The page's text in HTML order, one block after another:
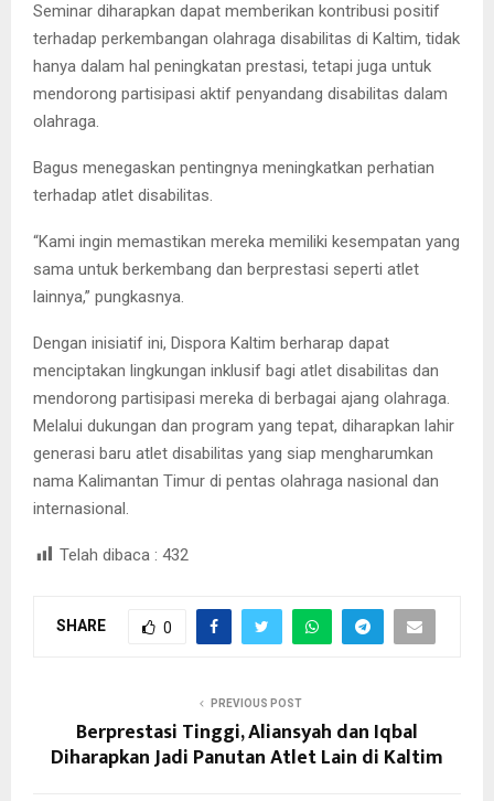
Seminar diharapkan dapat memberikan kontribusi positif
terhadap perkembangan olahraga disabilitas di Kaltim, tidak
hanya dalam hal peningkatan prestasi, tetapi juga untuk
mendorong partisipasi aktif penyandang disabilitas dalam
olahraga.
Bagus menegaskan pentingnya meningkatkan perhatian
terhadap atlet disabilitas.
“Kami ingin memastikan mereka memiliki kesempatan yang
sama untuk berkembang dan berprestasi seperti atlet
lainnya,” pungkasnya.
Dengan inisiatif ini, Dispora Kaltim berharap dapat
menciptakan lingkungan inklusif bagi atlet disabilitas dan
mendorong partisipasi mereka di berbagai ajang olahraga.
Melalui dukungan dan program yang tepat, diharapkan lahir
generasi baru atlet disabilitas yang siap mengharumkan
nama Kalimantan Timur di pentas olahraga nasional dan
internasional.
Telah dibaca : 432
SHARE 0
PREVIOUS POST
Berprestasi Tinggi, Aliansyah dan Iqbal
Diharapkan Jadi Panutan Atlet Lain di Kaltim